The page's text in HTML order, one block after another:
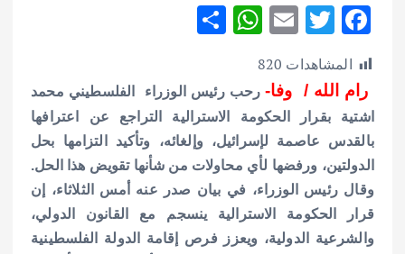
F
ac
e
b
o
o
k
T
w
it
te
r
E
ai
l
W
at
s
A
p
p
ar
e
المشاهدات 820
رام الله / وفا- رحب رئيس الوزراء الفلسطيني محمد
اشتية بقرار الحكومة الاسترالية التراجع عن اعترافها
بالقدس عاصمة لإسرائيل، وإلغائه، وتأكيد التزامها بحل
الدولتين، ورفضها لأي محاولات من شأنها تقويض هذا الحل.
وقال رئيس الوزراء، في بيان صدر عنه أمس الثلاثاء، إن
قرار الحكومة الاسترالية ينسجم مع القانون الدولي،
والشرعية الدولية، ويعزز فرص إقامة الدولة الفلسطينية